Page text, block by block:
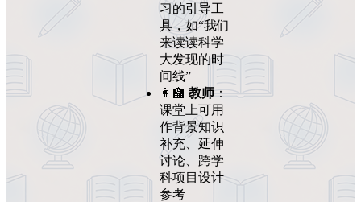
习的引导工
具，如“我们
来读读科学
大发现的时
间线”
👩‍🏫 教师：
课堂上可用
作背景知识
补充、延伸
讨论、跨学
科项目设计
参考